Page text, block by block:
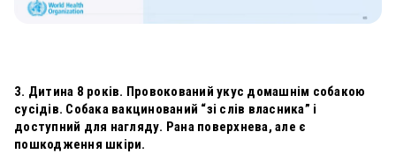
3. Дитина 8 років. Провокований укус домашнім собакою
сусідів. Собака вакцинований “зі слів власника” і
доступний для нагляду. Рана поверхнева, але є
пошкодження шкіри.